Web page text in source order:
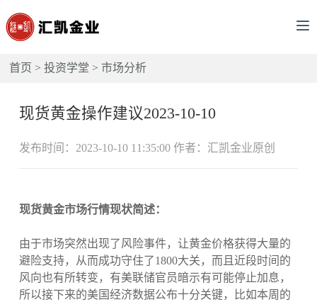
首页 >投资学堂 >市场分析
现货黄金操作建议2023-10-10
发布时间：2023-10-10 11:35:00 作者：汇凯金业原创
现货黄金市场行情现状简述：
由于市场突然出现了风险事件，让黄金价格获得大量的
避险支持，从而成功守住了1800大关，而且近段时间的
风向也有所转变，有美联储官员暗示有可能停止加息，
所以接下来的美国经济数据公布十分关键，比如本周的